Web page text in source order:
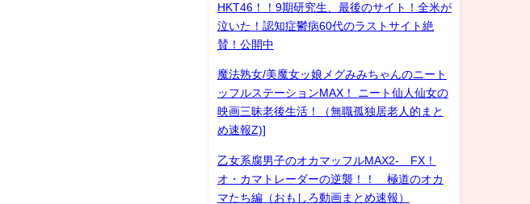
HKT46！！9期研究生、最後のサイト！全米が
泣いた！認知症鬱病60代のラストサイト絶
賛！公開中
魔法熟女/美魔女ッ娘メグみみちゃんのニート
ッフルステーションMAX！ ニート仙人仙女の
映画三昧老後生活！（無職孤独居老人的まと
め速報Z)]
乙女系腐男子のオカマッフルMAX2- FX！
オ・カマトレーダーの逆襲！！ 極道のオカ
マたち編（おもしろ動画まとめ速報）